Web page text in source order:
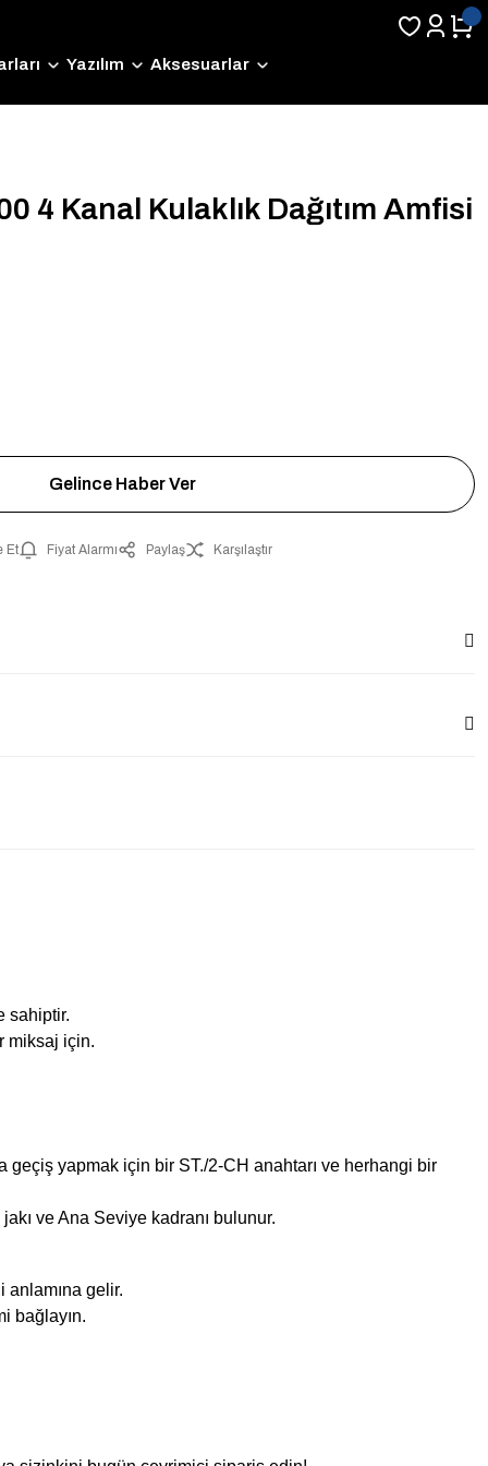
Yazılım Aksesuarlar
4 Kanal Kulaklık Dağıtım Amfisi
Gelince Haber Ver
Et Fiyat Alarmı Paylaş Karşılaştır
sahiptir.
miksaj için.
geçiş yapmak için bir ST./2-CH anahtarı ve herhangi bir
ve Ana Seviye kadranı bulunur.
anlamına gelir.
bağlayın.